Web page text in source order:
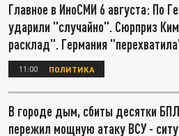
Главное в ИноСМИ 6 августа: По
ударили "случайно". Сюрприз
расклад". Германия
11:00 ПОЛИТИКА
В городе дым, сбиты десятки
пережил мощную атаку ВСУ -